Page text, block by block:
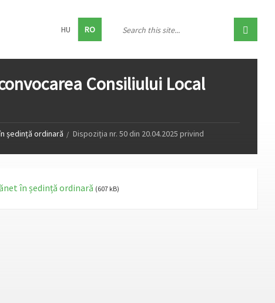
HU RO
Consiliului Local
ședință ordinară
Dispoziția nr. 50 din 20.04.2025 privind
în ședință ordinară (607 kB)